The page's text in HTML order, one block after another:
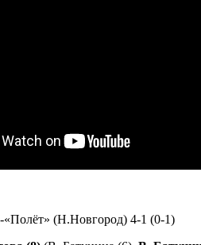
-«Полёт» (Н.Новгород) 4-1 (0-1)